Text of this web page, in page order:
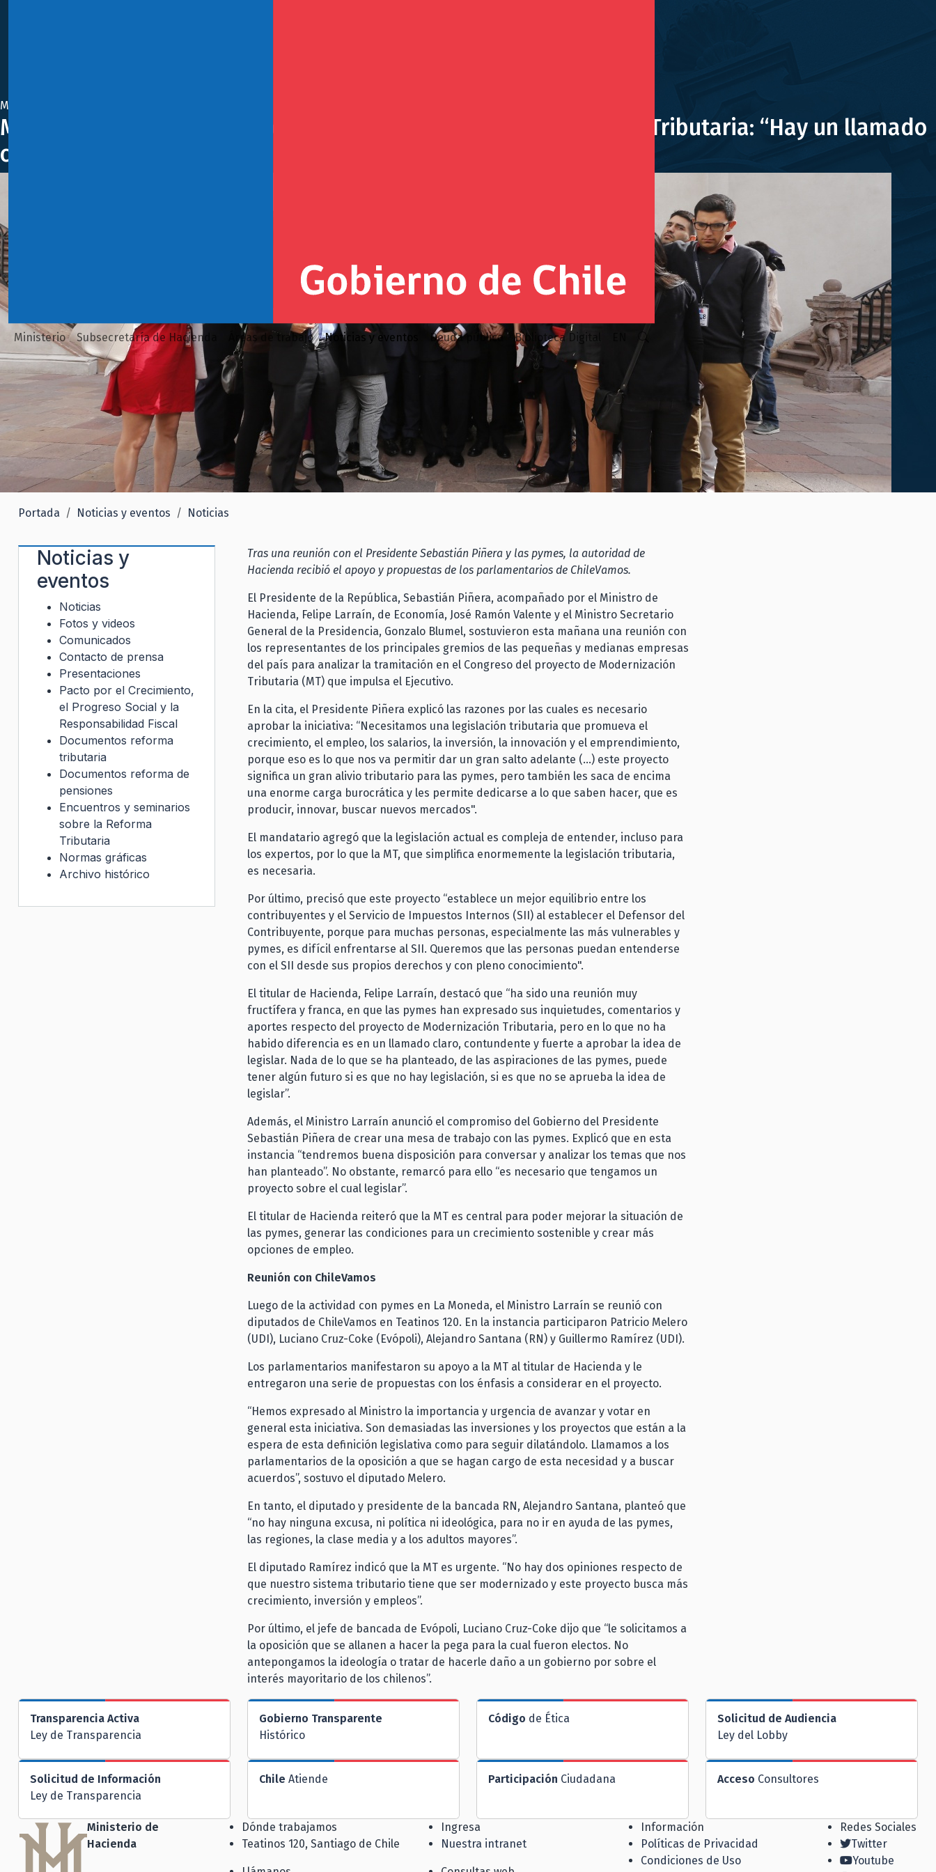
Ministerio Subsecretaría de Hacienda Áreas de trabajo Noticias y eventos Deuda pública Biblioteca Digital
Marzo 13, 2019
Ministro de Hacienda tras reunión con pymes por Modernización Tributaria: “Hay un llamado
claro, contundente y fuerte a aprobar la idea de legislar”
Portada Noticias y eventos Noticias
Tras una reunión con el Presidente Sebastián Piñera y las pymes, la autoridad de
Hacienda recibió el apoyo y propuestas de los parlamentarios de ChileVamos.
El Presidente de la República, Sebastián Piñera, acompañado por el Ministro de
Hacienda, Felipe Larraín, de Economía, José Ramón Valente y el Ministro Secretario
General de la Presidencia, Gonzalo Blumel, sostuvieron esta mañana una reunión con
los representantes de los principales gremios de las pequeñas y medianas empresas
del país para analizar la tramitación en el Congreso del proyecto de Modernización
Tributaria (MT) que impulsa el Ejecutivo.
En la cita, el Presidente Piñera explicó las razones por las cuales es necesario
aprobar la iniciativa: “Necesitamos una legislación tributaria que promueva el
crecimiento, el empleo, los salarios, la inversión, la innovación y el emprendimiento,
porque eso es lo que nos va permitir dar un gran salto adelante (…) este proyecto
significa un gran alivio tributario para las pymes, pero también les saca de encima
una enorme carga burocrática y les permite dedicarse a lo que saben hacer, que es
producir, innovar, buscar nuevos mercados".
El mandatario agregó que la legislación actual es compleja de entender, incluso para
los expertos, por lo que la MT, que simplifica enormemente la legislación tributaria,
es necesaria.
Por último, precisó que este proyecto “establece un mejor equilibrio entre los
contribuyentes y el Servicio de Impuestos Internos (SII) al establecer el Defensor del
Contribuyente, porque para muchas personas, especialmente las más vulnerables y
pymes, es difícil enfrentarse al SII. Queremos que las personas puedan entenderse
con el SII desde sus propios derechos y con pleno conocimiento".
El titular de Hacienda, Felipe Larraín, destacó que “ha sido una reunión muy
fructífera y franca, en que las pymes han expresado sus inquietudes, comentarios y
aportes respecto del proyecto de Modernización Tributaria, pero en lo que no ha
habido diferencia es en un llamado claro, contundente y fuerte a aprobar la idea de
legislar. Nada de lo que se ha planteado, de las aspiraciones de las pymes, puede
tener algún futuro si es que no hay legislación, si es que no se aprueba la idea de
legislar”.
Además, el Ministro Larraín anunció el compromiso del Gobierno del Presidente
Sebastián Piñera de crear una mesa de trabajo con las pymes. Explicó que en esta
instancia “tendremos buena disposición para conversar y analizar los temas que nos
han planteado”. No obstante, remarcó para ello “es necesario que tengamos un
proyecto sobre el cual legislar”.
El titular de Hacienda reiteró que la MT es central para poder mejorar la situación de
las pymes, generar las condiciones para un crecimiento sostenible y crear más
opciones de empleo.
Reunión con ChileVamos
Luego de la actividad con pymes en La Moneda, el Ministro Larraín se reunió con
diputados de ChileVamos en Teatinos 120. En la instancia participaron Patricio Melero
(UDI), Luciano Cruz-Coke (Evópoli), Alejandro Santana (RN) y Guillermo Ramírez (UDI).
Los parlamentarios manifestaron su apoyo a la MT al titular de Hacienda y le
entregaron una serie de propuestas con los énfasis a considerar en el proyecto.
“Hemos expresado al Ministro la importancia y urgencia de avanzar y votar en
general esta iniciativa. Son demasiadas las inversiones y los proyectos que están a la
espera de esta definición legislativa como para seguir dilatándolo. Llamamos a los
parlamentarios de la oposición a que se hagan cargo de esta necesidad y a buscar
acuerdos”, sostuvo el diputado Melero.
En tanto, el diputado y presidente de la bancada RN, Alejandro Santana, planteó que
“no hay ninguna excusa, ni política ni ideológica, para no ir en ayuda de las pymes,
las regiones, la clase media y a los adultos mayores”.
El diputado Ramírez indicó que la MT es urgente. “No hay dos opiniones respecto de
que nuestro sistema tributario tiene que ser modernizado y este proyecto busca más
crecimiento, inversión y empleos”.
Por último, el jefe de bancada de Evópoli, Luciano Cruz-Coke dijo que “le solicitamos a
la oposición que se allanen a hacer la pega para la cual fueron electos. No
antepongamos la ideología o tratar de hacerle daño a un gobierno por sobre el
interés mayoritario de los chilenos”.
Noticias y
eventos
Noticias
Fotos y videos
Comunicados
Contacto de prensa
Presentaciones
Pacto por el Crecimiento,
el Progreso Social y la
Responsabilidad Fiscal
Documentos reforma
tributaria
Documentos reforma de
pensiones
Encuentros y seminarios
sobre la Reforma
Tributaria
Normas gráficas
Archivo histórico
Transparencia Activa
Ley de Transparencia
Gobierno Transparente
Histórico
Código de Ética
Solicitud de Audiencia
Ley del Lobby
Solicitud de Información
Ley de Transparencia
Chile Atiende Participación Ciudadana Acceso Consultores
Ministerio de
Hacienda
Dónde trabajamos
Teatinos 120, Santiago de Chile
Ingresa
Nuestra intranet
Información
Políticas de Privacidad
Condiciones de Uso
Redes Sociales
Twitter
Youtube